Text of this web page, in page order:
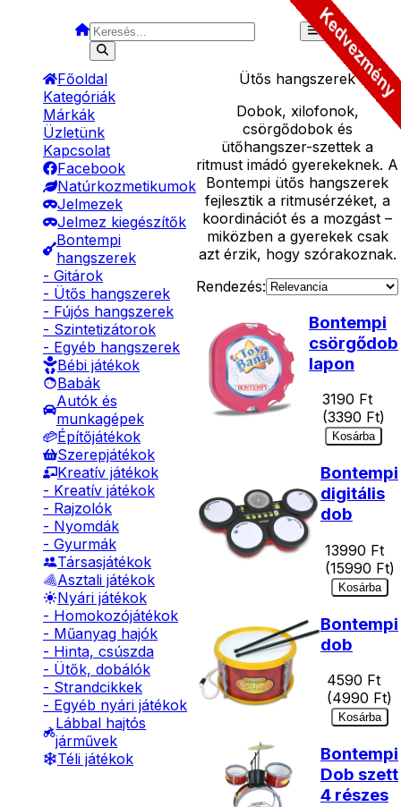
Főoldal
Kategóriák
Márkák
Üzletünk
Kapcsolat
Facebook
Natúrkozmetikumok
Jelmezek
Jelmez kiegészítők
Bontempi
hangszerek
- Gitárok
- Ütős hangszerek
- Fújós hangszerek
- Szintetizátorok
- Egyéb hangszerek
Bébi játékok
Babák
Autók és
munkagépek
Építőjátékok
Szerepjátékok
Kreatív játékok
- Kreatív játékok
- Rajzolók
- Nyomdák
- Gyurmák
Társasjátékok
Asztali játékok
Nyári játékok
- Homokozójátékok
- Műanyag hajók
- Hinta, csúszda
- Ütők, dobálók
- Strandcikkek
- Egyéb nyári játékok
Lábbal hajtós
járművek
Téli játékok
Ütős hangszerek
Dobok, xilofonok,
csörgődobok és
ütőhangszer-szettek a
ritmust imádó gyerekeknek. A
Bontempi ütős hangszerek
fejlesztik a ritmusérzéket, a
koordinációt és a mozgást –
miközben a gyerekek csak
azt érzik, hogy szórakoznak.
Rendezés:
Bontempi
csörgődob
lapon
3190 Ft
(3390 Ft)
Kosárba
Bontempi
digitális
dob
13990 Ft
(15990 Ft)
Kosárba
Bontempi
dob
4590 Ft
(4990 Ft)
Kosárba
Bontempi
Dob szett
4 részes